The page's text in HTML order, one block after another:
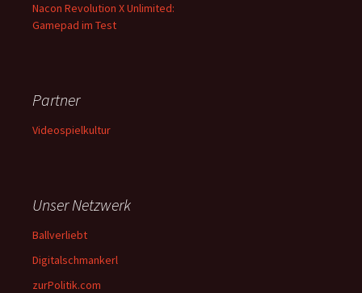
Nacon Revolution X Unlimited:
Gamepad im Test
Partner
Videospielkultur
Unser Netzwerk
Ballverliebt
Digitalschmankerl
zurPolitik.com